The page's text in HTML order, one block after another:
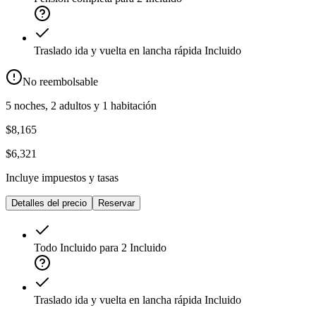
Traslado ida y vuelta en lancha rápida Incluido
No reembolsable
5 noches, 2 adultos y 1 habitación
$8,165
$6,321
Incluye impuestos y tasas
Detalles del precio Reservar
Todo Incluido para 2 Incluido
Traslado ida y vuelta en lancha rápida Incluido